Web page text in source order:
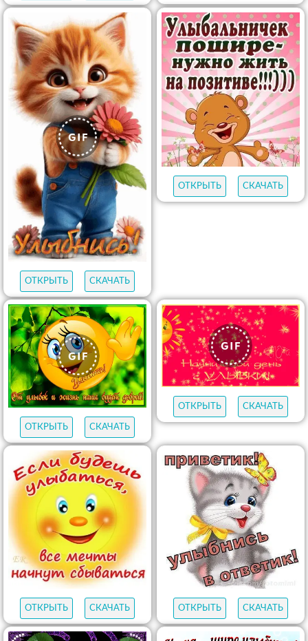
ОТКРЫТЬ СКАЧАТЬ
ОТКРЫТЬ СКАЧАТЬ
ОТКРЫТЬ СКАЧАТЬ
ОТКРЫТЬ СКАЧАТЬ
ОТКРЫТЬ СКАЧАТЬ ОТКРЫТЬ СКАЧАТЬ